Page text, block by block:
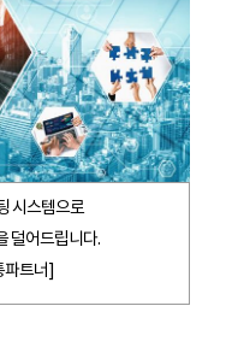
시스템으로
덜어드립니다.
파트너]